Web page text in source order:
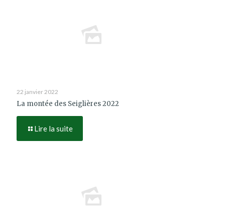
22 janvier 2022
La montée des Seiglières 2022
Lire la suite